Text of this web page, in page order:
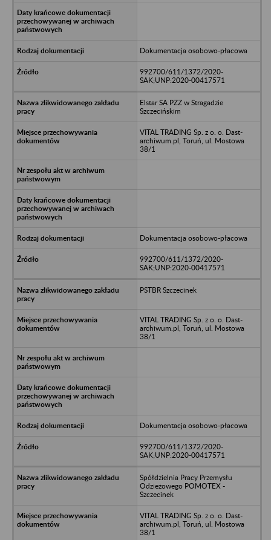
Dokumentacja osobowo-płacowa
992700/611/1372/2020-
SAK;UNP:2020-00417571
Elstar SA PZZ w Stragadzie
Szczecińskim
VITAL TRADING Sp. z o. o. Dast-
archiwum.pl, Toruń, ul. Mostowa
38/1
Dokumentacja osobowo-płacowa
992700/611/1372/2020-
SAK;UNP:2020-00417571
PSTBR Szczecinek
VITAL TRADING Sp. z o. o. Dast-
archiwum.pl, Toruń, ul. Mostowa
38/1
Dokumentacja osobowo-płacowa
992700/611/1372/2020-
SAK;UNP:2020-00417571
Spółdzielnia Pracy Przemysłu
Odzieżowego POMOTEX -
Szczecinek
VITAL TRADING Sp. z o. o. Dast-
archiwum.pl, Toruń, ul. Mostowa
38/1